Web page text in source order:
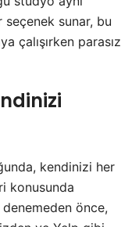
seçenek sunar, bu
çalışırken parasız
kendinizi her
konusunda
önce,